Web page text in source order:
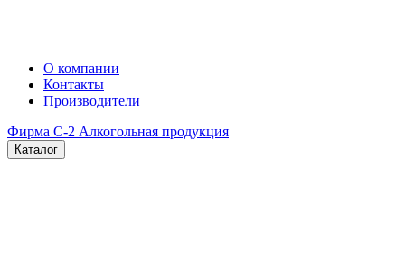
О компании
Контакты
Производители
Фирма C-2 Алкогольная продукция
Каталог